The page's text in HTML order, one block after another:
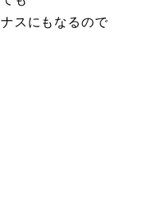
スにもなるので